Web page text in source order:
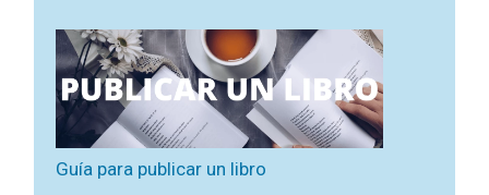
Guía para publicar un libro